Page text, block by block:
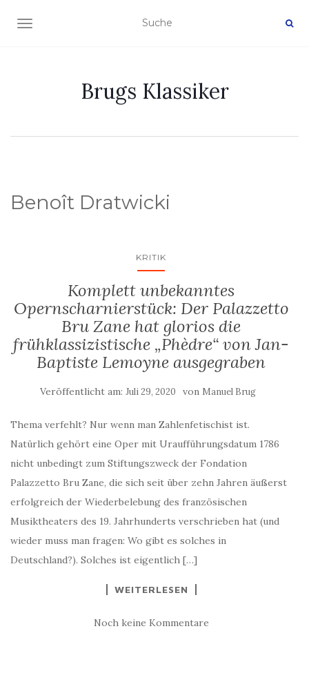
NAVIGATION EIN-/AUSSCHALTEN
Brugs Klassiker
Benoît Dratwicki
KRITIK
Komplett unbekanntes
Opernscharnierstück: Der Palazzetto
Bru Zane hat glorios die
frühklassizistische „Phèdre“ von Jan-
Baptiste Lemoyne ausgegraben
Veröffentlicht am: Juli 29, 2020 von Manuel Brug
Thema verfehlt? Nur wenn man Zahlenfetischist ist.
Natürlich gehört eine Oper mit Uraufführungsdatum 1786
nicht unbedingt zum Stiftungszweck der Fondation
Palazzetto Bru Zane, die sich seit über zehn Jahren äußerst
erfolgreich der Wiederbelebung des französischen
Musiktheaters des 19. Jahrhunderts verschrieben hat (und
wieder muss man fragen: Wo gibt es solches in
Deutschland?). Solches ist eigentlich […]
WEITERLESEN
Noch keine Kommentare